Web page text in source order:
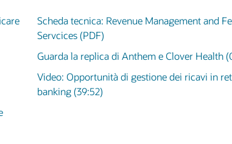
Scheda tecnica: Revenue Management and
Servcices (PDF)
Guarda la replica di Anthem e Clover Health
Video: Opportunità di gestione dei ricavi in
banking (39:52)